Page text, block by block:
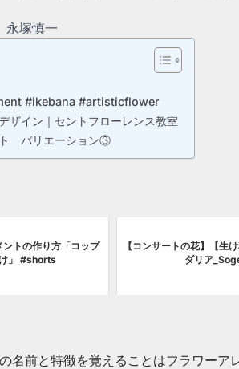
塚慎一
#ikebana #artisticflower
ザイン｜セントフローレンス教室
ト バリエーション③
ントの作り方「コップ
」 #shorts
【コンサートの花】【生
ダリア
名前と特徴を覚えることはフラワーア